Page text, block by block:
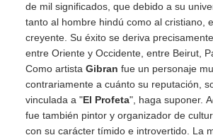
de mil significados, que debido a su
tanto al hombre hindú como al cristiano,
creyente. Su éxito se deriva
entre Oriente y Occidente, entre Beirut,
Como artista Gibran fue un personaje
contrariamente a cuánto su reputación,
vinculada a "El Profeta", haga suponer.
fue también pintor y organizador de
con su carácter tímido e introvertido. La